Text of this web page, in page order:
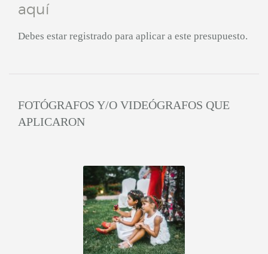
aquí
Debes estar registrado para aplicar a este presupuesto.
FOTÓGRAFOS Y/O VIDEÓGRAFOS QUE
APLICARON